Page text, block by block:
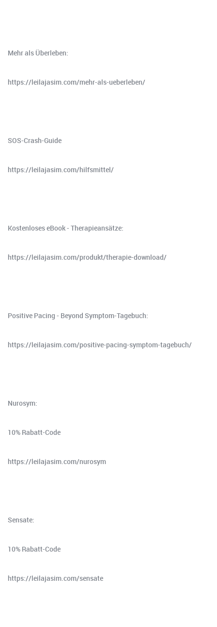
Mehr als Überleben:
⁠⁠⁠https://leilajasim.com/mehr-als-ueberleben/⁠⁠⁠
SOS-Crash-Guide
https://leilajasim.com/hilfsmittel/
Kostenloses eBook - Therapieansätze:
⁠⁠⁠https://leilajasim.com/produkt/therapie-download/⁠⁠⁠
Positive Pacing - Beyond Symptom-Tagebuch:
⁠⁠⁠⁠⁠⁠https://leilajasim.com/positive-pacing-symptom-tagebuch/⁠⁠⁠⁠⁠⁠
Nurosym:
10% Rabatt-Code
⁠⁠⁠https://leilajasim.com/nurosym⁠⁠⁠
Sensate:
10% Rabatt-Code
⁠⁠⁠https://leilajasim.com/sensate⁠⁠⁠